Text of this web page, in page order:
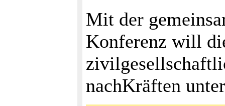
Mit der
Konferenz will
nachKräften